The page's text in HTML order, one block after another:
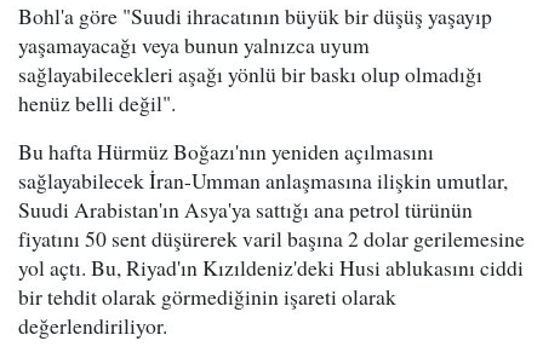
Bohl'a göre "Suudi ihracatının büyük bir düşüş yaşayıp
yaşamayacağı veya bunun yalnızca uyum
sağlayabilecekleri aşağı yönlü bir baskı olup olmadığı
henüz belli değil".
Bu hafta Hürmüz Boğazı'nın yeniden açılmasını
sağlayabilecek İran-Umman anlaşmasına ilişkin umutlar,
Suudi Arabistan'ın Asya'ya sattığı ana petrol türünün
fiyatını 50 sent düşürerek varil başına 2 dolar gerilemesine
yol açtı. Bu, Riyad'ın Kızıldeniz'deki Husi ablukasını ciddi
bir tehdit olarak görmediğinin işareti olarak
değerlendiriliyor.